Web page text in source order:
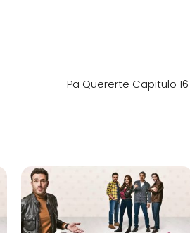
Pa Quererte Capitulo 16